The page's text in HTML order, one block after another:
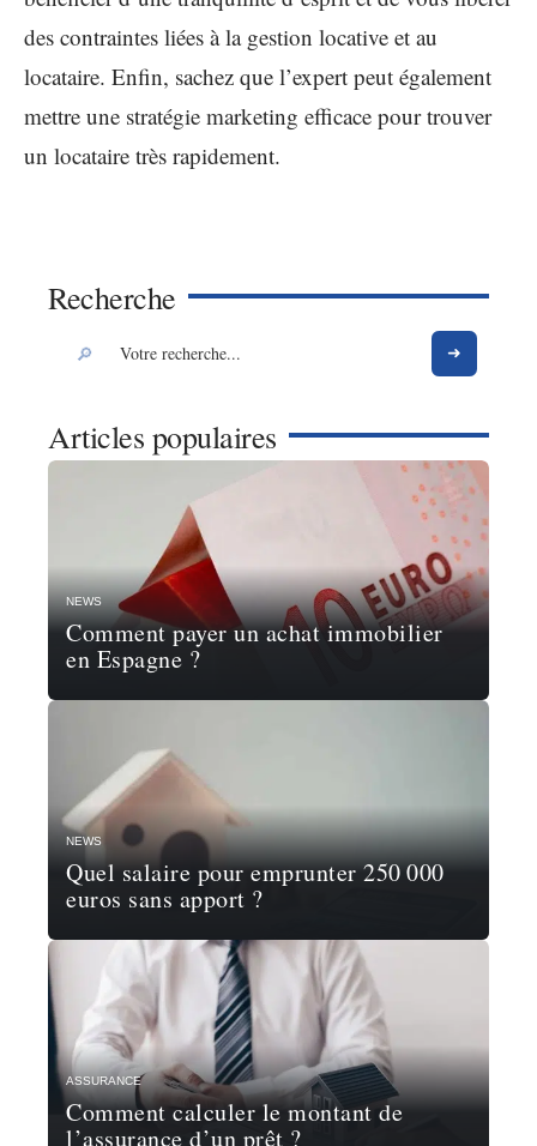
des contraintes liées à la gestion locative et au
locataire. Enfin, sachez que l’expert peut également
mettre une stratégie marketing efficace pour trouver
un locataire très rapidement.
Recherche
Articles populaires
NEWS
Comment payer un achat immobilier
en Espagne ?
NEWS
Quel salaire pour emprunter 250 000
euros sans apport ?
ASSURANCE
Comment calculer le montant de
l’assurance d’un prêt ?